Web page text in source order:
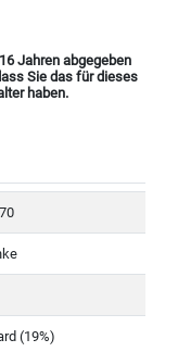
Jahren abgegeben
Sie das für dieses
haben.
(19%)